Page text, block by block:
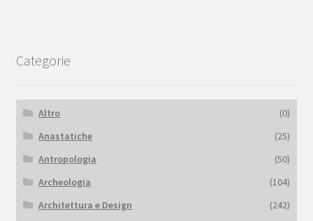
Categorie
Altro
(0)
Anastatiche
(25)
Antropologia
(50)
Archeologia
(104)
Architettura e Design
(242)